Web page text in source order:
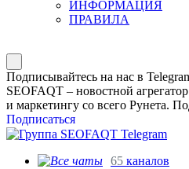
ИНФОРМАЦИЯ
ПРАВИЛА
Подписывайтесь на нас в
SEOFAQT – новостной
и маркетингу со всего Рунета.
Подписаться
65 каналов